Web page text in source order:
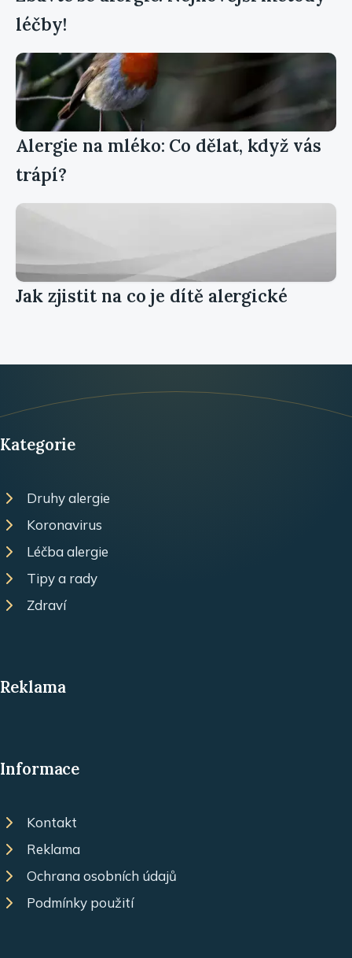
léčby!
Alergie na mléko: Co dělat, když vás
trápí?
Jak zjistit na co je dítě alergické
Kategorie
Druhy alergie
Koronavirus
Léčba alergie
Tipy a rady
Zdraví
Reklama
Informace
Kontakt
Reklama
Ochrana osobních údajů
Podmínky použití